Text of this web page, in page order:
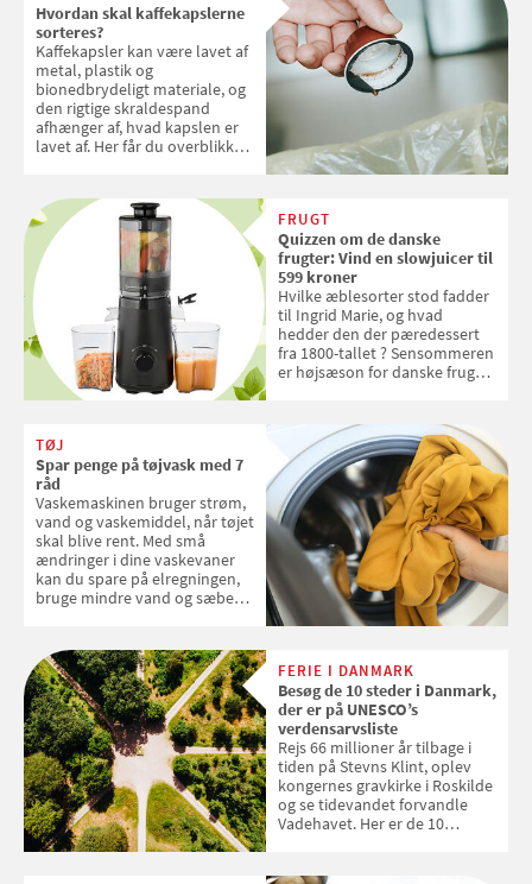
Hvordan skal kaffekapslerne
sorteres?
Kaffekapsler kan være lavet af
metal, plastik og
bionedbrydeligt materiale, og
den rigtige skraldespand
afhænger af, hvad kapslen er
lavet af. Her får du overblikket
FRUGT
Quizzen om de danske
frugter: Vind en slowjuicer til
599 kroner
Hvilke æblesorter stod fadder
til Ingrid Marie, og hvad
hedder den der pæredessert
fra 1800-tallet ? Sensommeren
er højsæson for danske fruger,
favoritter. Det fejrer Samvirke
med en quiz om alt det danske
frugt, vi elsker. Konkurrencen
slutter fredag d. 18. september
2026
TØJ
Spar penge på tøjvask med 7
råd
Vaskemaskinen bruger strøm,
vand og vaskemiddel, når tøjet
skal blive rent. Med små
ændringer i dine vaskevaner
kan du spare på elregningen,
bruge mindre vand og sæbe
enkle råd til at spare penge på
tøjvasken
FERIE I DANMARK
Besøg de 10 steder i Danmark,
der er på UNESCO’s
verdensarvsliste
Rejs 66 millioner år tilbage i
tiden på Stevns Klint, oplev
kongernes gravkirke i Roskilde
og se tidevandet forvandle
Vadehavet. Her er de 10